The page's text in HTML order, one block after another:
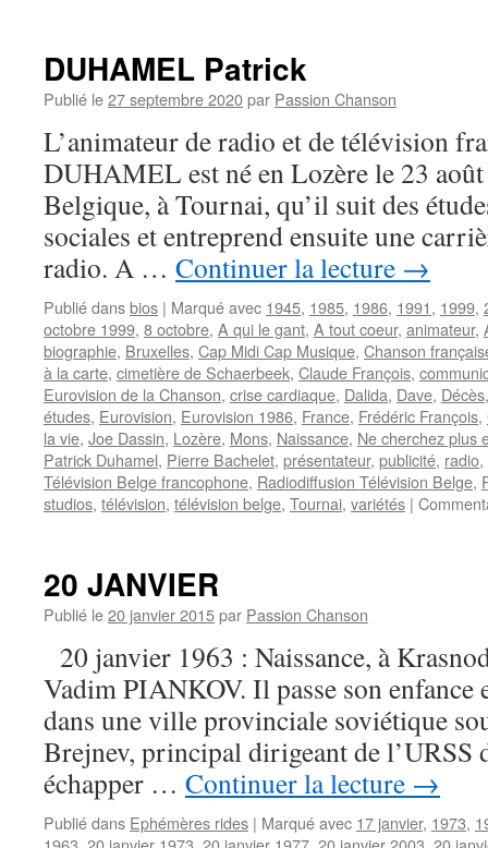
DUHAMEL Patrick
Publié le27 septembre 2020par Passion Chanson
L’animateur de radio et de télévision
DUHAMEL est né en Lozère le 23
Belgique, à Tournai, qu’il suit des
sociales et entreprend ensuite une
radio. A … Continuer la lecture →
Publié dansbios | Marqué avec 1945, 1985, 1986, 1991, 1999,
octobre 1999, 8 octobre, A qui le gant, A tout coeur, animateur,
biographie, Bruxelles, Cap Midi Cap Musique, Chanson
à la carte, cimetière de Schaerbeek, Claude François,
Eurovision de la Chanson, crise cardiaque, Dalida, Dave, Décès
études, Eurovision, Eurovision 1986, France, Frédéric François,
la vie, Joe Dassin, Lozère, Mons, Naissance, Ne cherchez plus
Patrick Duhamel, Pierre Bachelet, présentateur, publicité, radio,
Télévision Belge francophone, Radiodiffusion Télévision Belge,
studios, télévision, télévision belge, Tournai, variétés |
20 JANVIER
Publié le20 janvier 2015par Passion Chanson
20 janvier 1963 : Naissance, à
Vadim PIANKOV. Il passe son enfance
dans une ville provinciale soviétique
Brejnev, principal dirigeant de l’URSS
échapper … Continuer la lecture →
Publié dans Ephémères rides | Marqué avec 17 janvier, 1973,